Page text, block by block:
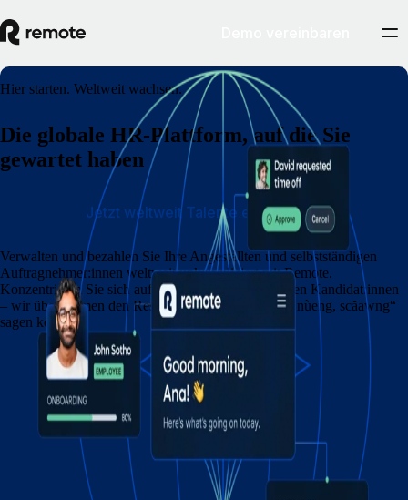
Hier starten. Weltweit wachsen.
Die globale HR‑Plattform, auf die Sie
gewartet haben
Verwalten und bezahlen Sie Ihre Angestellten und selbstständigen
Auftragnehmer:innen weltweit unkompliziert mit Remote.
Konzentrieren Sie sich auf die Gewinnung der besten Kandidat:innen
– wir übernehmen den Rest, noch bevor Sie „sŭun, nùeng, scăawng“
sagen können.
Jetzt weltweit Talente einstellen